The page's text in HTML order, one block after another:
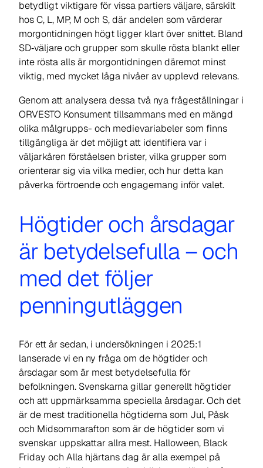
betydligt viktigare för vissa partiers väljare, särskilt
hos C, L, MP, M och S, där andelen som värderar
morgontidningen högt ligger klart över snittet. Bland
SD‑väljare och grupper som skulle rösta blankt eller
inte rösta alls är morgontidningen däremot minst
viktig, med mycket låga nivåer av upplevd relevans.
Genom att analysera dessa två nya frågeställningar i
ORVESTO Konsument tillsammans med en mängd
olika målgrupps- och medievariabeler som finns
tillgängliga är det möjligt att identifiera var i
väljarkåren förståelsen brister, vilka grupper som
orienterar sig via vilka medier, och hur detta kan
påverka förtroende och engagemang inför valet.
Högtider och årsdagar
är betydelsefulla – och
med det följer
penningutläggen
För ett år sedan, i undersökningen i 2025:1
lanserade vi en ny fråga om de högtider och
årsdagar som är mest betydelsefulla för
befolkningen. Svenskarna gillar generellt högtider
och att uppmärksamma speciella årsdagar. Och det
är de mest traditionella högtiderna som Jul, Påsk
och Midsommarafton som är de högtider som vi
svenskar uppskattar allra mest. Halloween, Black
Friday och Alla hjärtans dag är alla exempel på